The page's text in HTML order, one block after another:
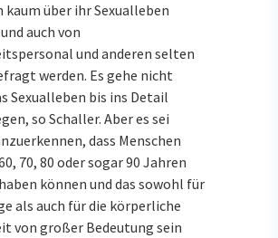
kaum über ihr Sexualleben
auch von
und anderen selten
werden. Es gehe nicht
Sexualleben bis ins Detail
so Schaller. Aber es sei
dass Menschen
70, 80 oder sogar 90 Jahren
können und das sowohl für
als auch für die körperliche
von großer Bedeutung sein